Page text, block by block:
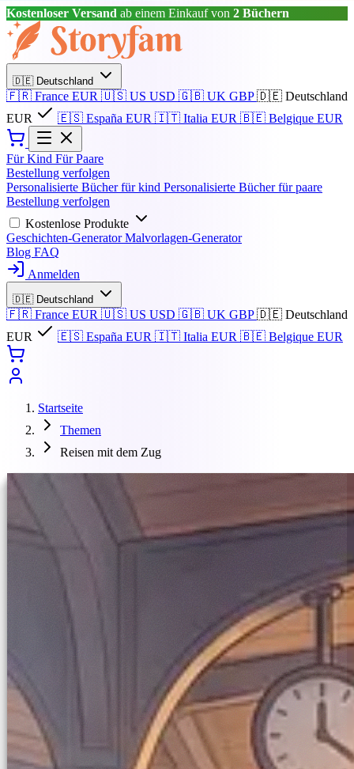
Kostenloser Versand ab einem Einkauf von 2 Büchern
🇩🇪 Deutschland
🇫🇷 France EUR 🇺🇸 US USD 🇬🇧 UK GBP 🇩🇪 Deutschland
EUR
🇪🇸 España EUR 🇮🇹 Italia EUR 🇧🇪 Belgique EUR
Für Kind Für Paare
Bestellung verfolgen
Personalisierte Bücher für kind Personalisierte Bücher für paare
Bestellung verfolgen
Kostenlose Produkte
Geschichten-GeneratorMalvorlagen-Generator
Blog FAQ
Anmelden
🇩🇪 Deutschland
🇫🇷 France EUR 🇺🇸 US USD 🇬🇧 UK GBP 🇩🇪 Deutschland
EUR
🇪🇸 España EUR 🇮🇹 Italia EUR 🇧🇪 Belgique EUR
Startseite
Themen
Reisen mit dem Zug